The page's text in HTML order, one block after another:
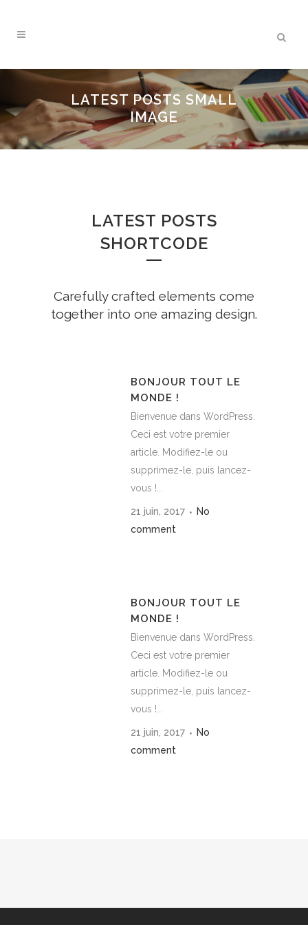
LATEST POSTS SMALL
IMAGE
LATEST POSTS
SHORTCODE
Carefully crafted elements come
together into one amazing design.
BONJOUR TOUT LE
MONDE !
Bienvenue dans WordPress.
Ceci est votre premier
article. Modifiez-le ou
supprimez-le, puis lancez-
vous !...
21 juin, 2017
No
comment
BONJOUR TOUT LE
MONDE !
Bienvenue dans WordPress.
Ceci est votre premier
article. Modifiez-le ou
supprimez-le, puis lancez-
vous !...
21 juin, 2017
No
comment